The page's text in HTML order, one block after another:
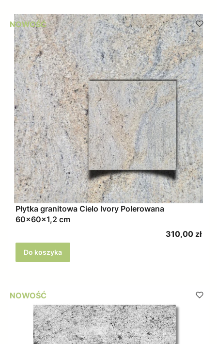
NOWOŚĆ
Płytka granitowa Cielo Ivory Polerowana
60x60x1,2 cm
Cena
310,00 zł
Do koszyka
NOWOŚĆ